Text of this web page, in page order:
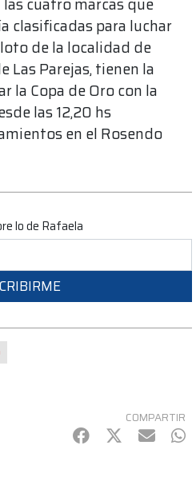
cuatro marcas que
clasificadas para luchar
de la localidad de
Las Parejas, tienen la
la Copa de Oro con la
las 12,20 hs
en el Rosendo
lo de Rafaela
COMPARTIR
Facebook
Twitter
mail